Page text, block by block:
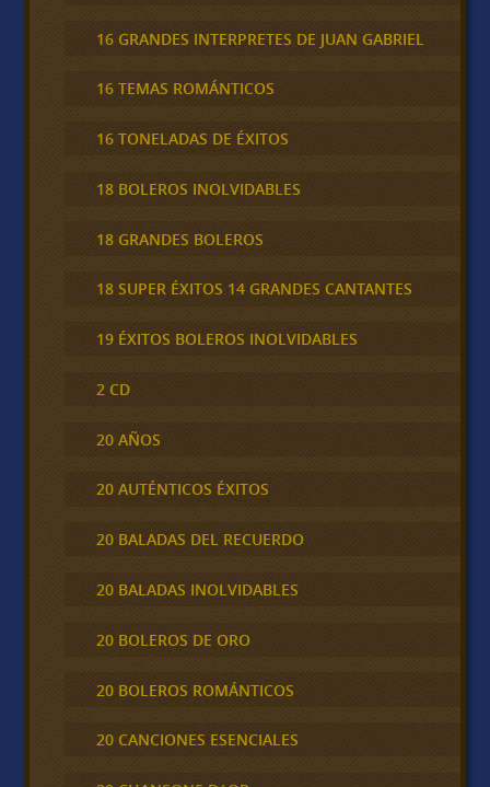
16 GRANDES INTERPRETES DE JUAN GABRIEL
16 TEMAS ROMÁNTICOS
16 TONELADAS DE ÉXITOS
18 BOLEROS INOLVIDABLES
18 GRANDES BOLEROS
18 SUPER ÉXITOS 14 GRANDES CANTANTES
19 ÉXITOS BOLEROS INOLVIDABLES
2 CD
20 AÑOS
20 AUTÉNTICOS ÉXITOS
20 BALADAS DEL RECUERDO
20 BALADAS INOLVIDABLES
20 BOLEROS DE ORO
20 BOLEROS ROMÁNTICOS
20 CANCIONES ESENCIALES